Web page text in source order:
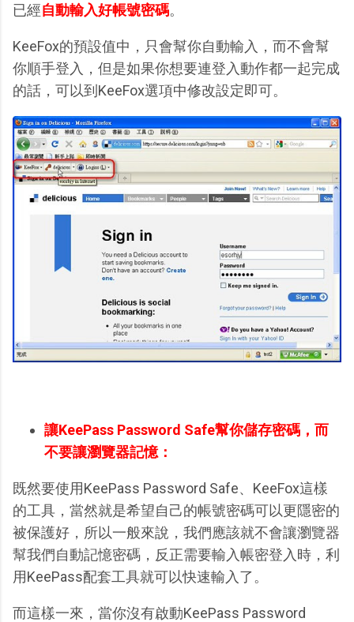
已經自動輸入好帳號密碼。
KeeFox的預設值中，只會幫你自動輸入，而不會幫
你順手登入，但是如果你想要連登入動作都一起完成
的話，可以到KeeFox選項中修改設定即可。
讓KeePass Password Safe幫你儲存密碼，而
不要讓瀏覽器記憶：
既然要使用KeePass Password Safe、KeeFox這樣
的工具，當然就是希望自己的帳號密碼可以更隱密的
被保護好，所以一般來說，我們應該就不會讓瀏覽器
幫我們自動記憶密碼，反正需要輸入帳密登入時，利
用KeePass配套工具就可以快速輸入了。
而這樣一來，當你沒有啟動KeePass Password